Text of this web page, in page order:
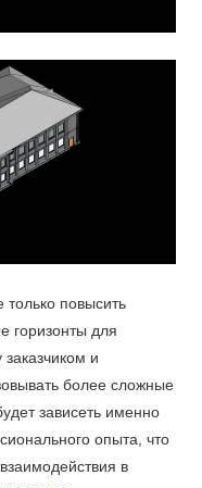
только повысить
горизонты для
и
более сложные
зависеть именно
опыта, что
в